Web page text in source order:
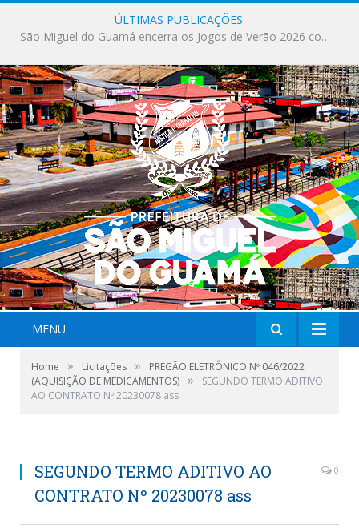
ÚLTIMAS PUBLICAÇÕES:
Milhares de fiéis tomam as ruas de São Miguel do Guamá em uma grande celebração de fé na Marcha para Jesus 2026.
MENU
Home » Licitações »
PREGÃO ELETRÔNICO Nº 046/2022
(AQUISIÇÃO DE MEDICAMENTOS) »
SEGUNDO TERMO ADITIVO
AO CONTRATO Nº 20230078 ass
SEGUNDO TERMO ADITIVO AO
CONTRATO Nº 20230078 ass
0